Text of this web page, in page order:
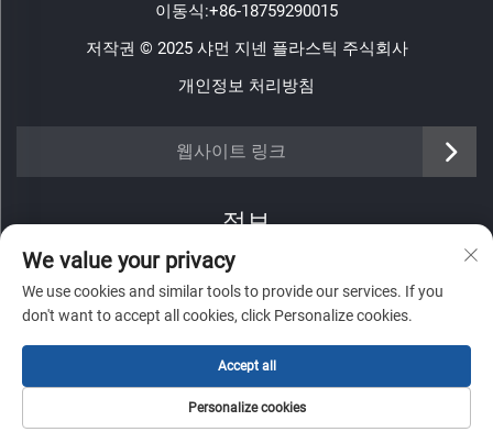
이동식:+86-18759290015
저작권 © 2025 샤먼 지넨 플라스틱 주식회사
개인정보 처리방침
웹사이트 링크
https://www.jinenplastic.com/service
https://www.jinenplastic.com/projects
https://www.jinenplastic.com/news
https://www.jinenplastic.com/contact-us
정보
저희 주간 뉴스레터를 받으려면 가입하세요
제출
We value your privacy
We use cookies and similar tools to provide our services. If you
don't want to accept all cookies, click Personalize cookies.
Personalize cookies
Accept all